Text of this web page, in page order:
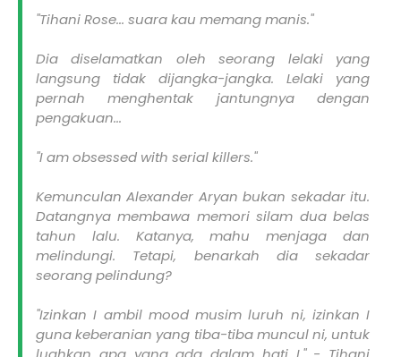
"Tihani Rose... suara kau memang manis."
Dia diselamatkan oleh seorang lelaki yang
langsung tidak dijangka-jangka. Lelaki yang
pernah menghentak jantungnya dengan
pengakuan...
"I am obsessed with serial killers."
Kemunculan Alexander Aryan bukan sekadar itu.
Datangnya membawa memori silam dua belas
tahun lalu. Katanya, mahu menjaga dan
melindungi. Tetapi, benarkah dia sekadar
seorang pelindung?
"Izinkan I ambil mood musim luruh ni, izinkan I
guna keberanian yang tiba-tiba muncul ni, untuk